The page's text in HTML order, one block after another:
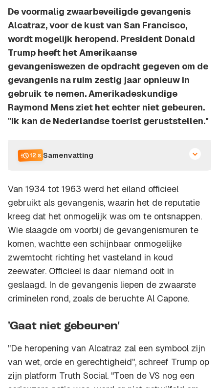
De voormalig zwaarbeveiligde gevangenis
Alcatraz, voor de kust van San Francisco,
wordt mogelijk heropend. President Donald
Trump heeft het Amerikaanse
gevangeniswezen de opdracht gegeven om de
gevangenis na ruim zestig jaar opnieuw in
gebruik te nemen. Amerikadeskundige
Raymond Mens ziet het echter niet gebeuren.
"Ik kan de Nederlandse toerist geruststellen."
12 s Samenvatting
Van 1934 tot 1963 werd het eiland officieel
gebruikt als gevangenis, waarin het de reputatie
kreeg dat het onmogelijk was om te ontsnappen.
Wie slaagde om voorbij de gevangenismuren te
komen, wachtte een schijnbaar onmogelijke
zwemtocht richting het vasteland in koud
zeewater. Officieel is daar niemand ooit in
geslaagd. In de gevangenis liepen de zwaarste
criminelen rond, zoals de beruchte Al Capone.
'Gaat niet gebeuren'
"De heropening van Alcatraz zal een symbool zijn
van wet, orde en gerechtigheid", schreef Trump op
zijn platform Truth Social. "Toen de VS nog een